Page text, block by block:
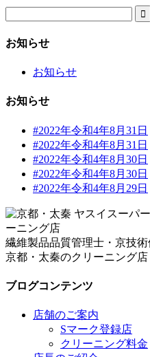

お知らせ
お知らせ
お知らせ
#2022年令和4年8月31日
#2022年令和4年8月31日
#2022年令和4年8月30日
#2022年令和4年8月30日
#2022年令和4年8月29日
繊維製品品質管理士・京技
京都・太秦のクリーニング
ブログコンテンツ
店舗のご案内
Sマーク登録店
クリーニング料金